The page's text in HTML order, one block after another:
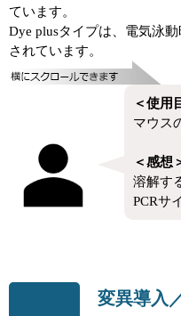
ています。
Dye plusタイプは、電気泳
されています。
＜使用
マウス
＜感想
溶解す
PCRサ
変異導入